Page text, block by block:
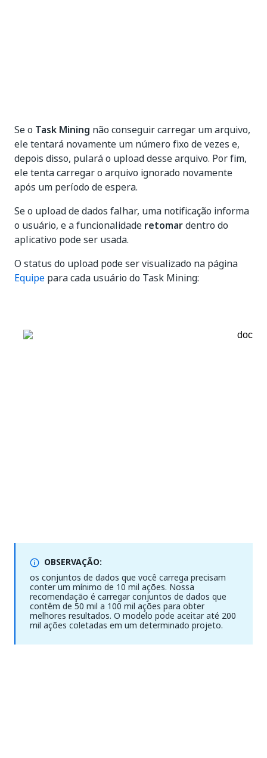
Se o Task Mining não conseguir carregar um arquivo,
ele tentará novamente um número fixo de vezes e,
depois disso, pulará o upload desse arquivo. Por fim,
ele tenta carregar o arquivo ignorado novamente
após um período de espera.
Se o upload de dados falhar, uma notificação informa
o usuário, e a funcionalidade retomardentro do
aplicativo pode ser usada.
O status do upload pode ser visualizado na página
Equipe para cada usuário do Task Mining:
OBSERVAÇÃO:
os conjuntos de dados que você carrega precisam
conter um mínimo de 10 mil ações. Nossa
recomendação é carregar conjuntos de dados que
contêm de 50 mil a 100 mil ações para obter
melhores resultados. O modelo pode aceitar até 200
mil ações coletadas em um determinado projeto.